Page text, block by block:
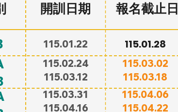
開訓日期 報名截止日
​115.01.22 ​115.01.28
115.02.24
115.03.12
115.03.02
115.03.18
115.03.31
115.04.16
115.04.06
115.04.22